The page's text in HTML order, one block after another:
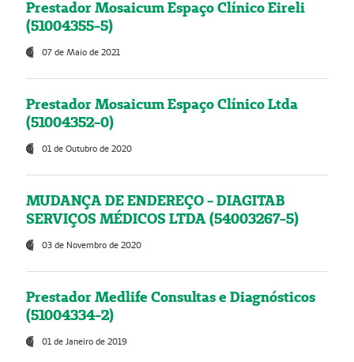
Prestador Mosaicum Espaço Clínico Eireli
(51004355-5)
07 de Maio de 2021
Prestador Mosaicum Espaço Clínico Ltda
(51004352-0)
01 de Outubro de 2020
MUDANÇA DE ENDEREÇO - DIAGITAB
SERVIÇOS MÉDICOS LTDA (54003267-5)
03 de Novembro de 2020
Prestador Medlife Consultas e Diagnósticos
(51004334-2)
01 de Janeiro de 2019